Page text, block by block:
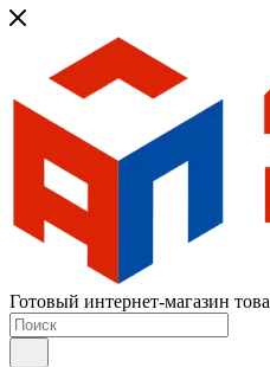
Готовый интернет-магазин